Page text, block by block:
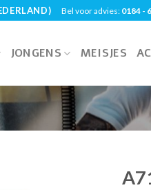
Bel voor advies: 0184 -
JONGENS MEISJES